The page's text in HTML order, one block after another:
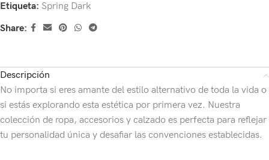
Etiqueta: Spring Dark
Share:
Descripción
No importa si eres amante del estilo alternativo de toda la vida o
si estás explorando esta estética por primera vez. Nuestra
colección de ropa, accesorios y calzado es perfecta para reflejar
tu personalidad única y desafiar las convenciones establecidas.